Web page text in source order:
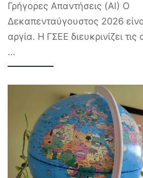
Γρήγορες Απαντήσεις (AI) Ο
Δεκαπενταύγουστος 2026
αργία. Η ΓΣΕΕ διευκρινίζει
...